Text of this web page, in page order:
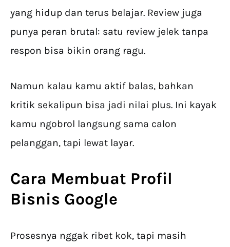
yang hidup dan terus belajar. Review juga
punya peran brutal: satu review jelek tanpa
respon bisa bikin orang ragu.
Namun kalau kamu aktif balas, bahkan
kritik sekalipun bisa jadi nilai plus. Ini kayak
kamu ngobrol langsung sama calon
pelanggan, tapi lewat layar.
Cara Membuat Profil
Bisnis Google
Prosesnya nggak ribet kok, tapi masih